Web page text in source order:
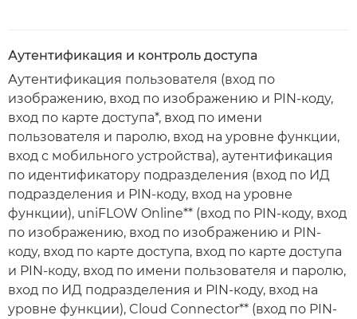
Аутентификация и контроль доступа
Аутентификация пользователя (вход по
изображению, вход по изображению и PIN-коду,
вход по карте доступа*, вход по имени
пользователя и паролю, вход на уровне функции,
вход с мобильного устройства), аутентификация
по идентификатору подразделения (вход по ИД
подразделения и PIN-коду, вход на уровне
функции), uniFLOW Online** (вход по PIN-коду, вход
по изображению, вход по изображению и PIN-
коду, вход по карте доступа, вход по карте доступа
и PIN-коду, вход по имени пользователя и паролю,
вход по ИД подразделения и PIN-коду, вход на
уровне функции), Cloud Connector** (вход по PIN-